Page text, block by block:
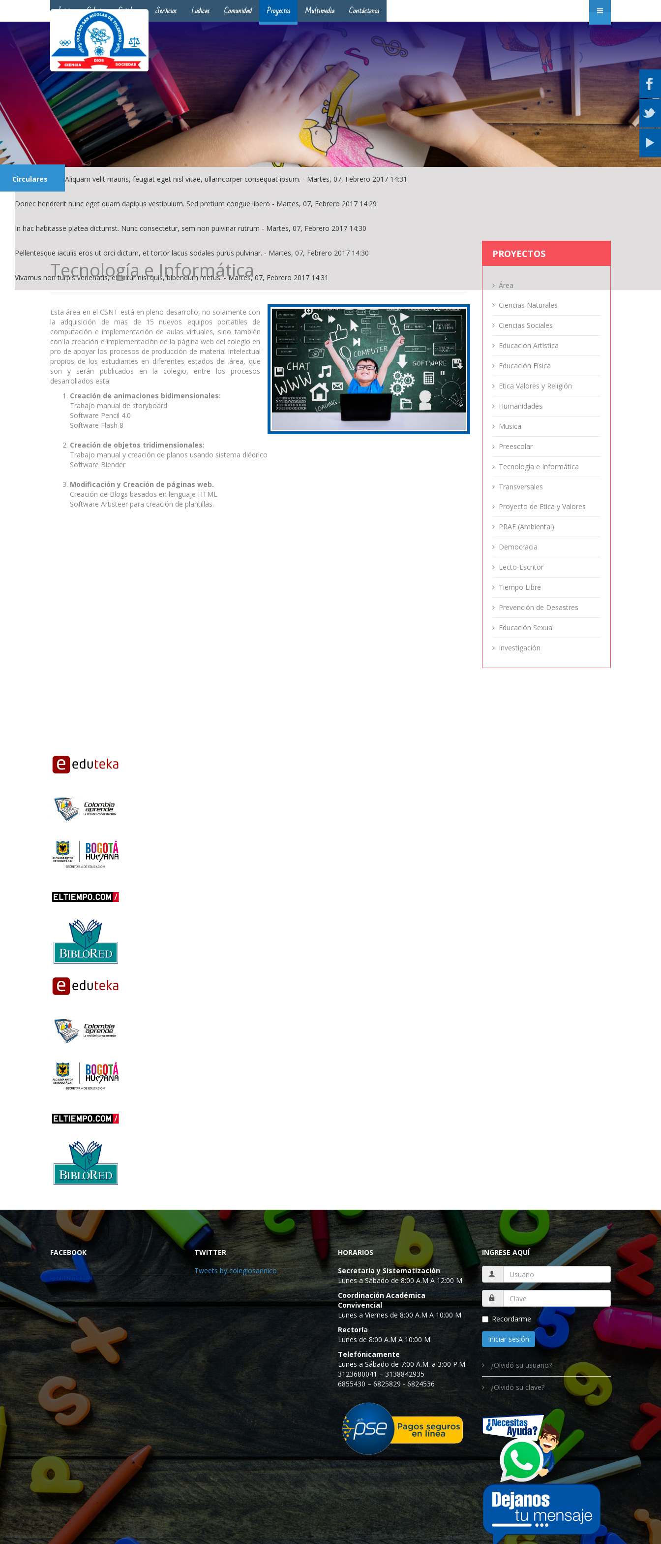
Inicio Colegio Covid-19 Servicios Ludicas Comunidad Proyectos Multimedia Contáctenos
Circulares Aliquam velit mauris, feugiat eget nisl vitae, ullamcorper consequat ipsum. - Martes, 07, Febrero 2017 14:31
Donec hendrerit nunc eget quam dapibus vestibulum. Sed pretium congue libero - Martes, 07, Febrero 2017 14:29
In hac habitasse platea dictumst. Nunc consectetur, sem non pulvinar rutrum - Martes, 07, Febrero 2017 14:30
Pellentesque iaculis eros ut orci dictum, et tortor lacus sodales purus pulvinar. - Martes, 07, Febrero 2017 14:30
Vivamus non turpis venenatis, efficitur nisl quis, bibendum metus.-Martes, 07, Febrero 2017 14:31
Tecnología e Informática
Esta área en el CSNT está en pleno desarrollo, no solamente con
la adquisición de mas de 15 nuevos equipos portatiles de
computación e implementación de aulas virtuales, sino también
con la creación e implementación de la página web del colegio en
pro de apoyar los procesos de producción de material intelectual
propios de los estudiantes en diferentes estados del área, que
son y serán publicados en la colegio, entre los procesos
desarrollados esta:
Creación de animaciones bidimensionales:
Trabajo manual de storyboard
Software Pencil 4.0
Software Flash 8
Creación de objetos tridimensionales:
Trabajo manual y creación de planos usando sistema diédrico
Software Blender
Modificación y Creación de páginas web.
Creación de Blogs basados en lenguaje HTML
Software Artisteer para creación de plantillas.
PROYECTOS
Área
Ciencias Naturales
Ciencias Sociales
Educación Artística
Educación Física
Etica Valores y Religión
Humanidades
Musica
Preescolar
Tecnología e Informática
Transversales
Proyecto de Etica y Valores
PRAE (Ambiental)
Democracia
Lecto-Escritor
Tiempo Libre
Prevención de Desastres
Educación Sexual
Investigación
FACEBOOK
Cprcertification.com
TWITTER
Tweets by colegiosannico
HORARIOS
Secretaria y Sistematización
Lunes a Sábado de 8:00 A.M A 12:00 M
Coordinación Académica
Convivencial
Lunes a Viernes de 8:00 A.M A 10:00 M
Rectoría
Lunes de 8:00 A.M A 10:00 M
Telefónicamente
Lunes a Sábado de 7:00 A.M. a 3:00 P.M.
3123680041 – 3138842935
6855430 – 6825829 - 6824536
INGRESE AQUÍ
Recordarme
Iniciar sesión
¿Olvidó su usuario?
¿Olvidó su clave?